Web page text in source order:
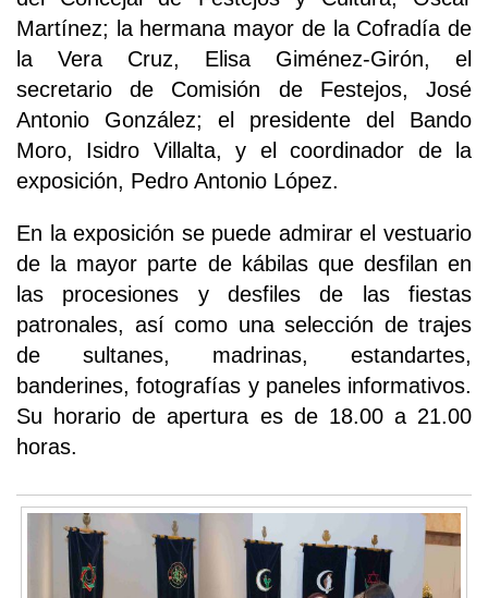
Martínez; la hermana mayor de la Cofradía de
la Vera Cruz, Elisa Giménez-Girón, el
secretario de Comisión de Festejos, José
Antonio González; el presidente del Bando
Moro, Isidro Villalta, y el coordinador de la
exposición, Pedro Antonio López.
En la exposición se puede admirar el vestuario
de la mayor parte de kábilas que desfilan en
las procesiones y desfiles de las fiestas
patronales, así como una selección de trajes
de sultanes, madrinas, estandartes,
banderines, fotografías y paneles informativos.
Su horario de apertura es de 18.00 a 21.00
horas.